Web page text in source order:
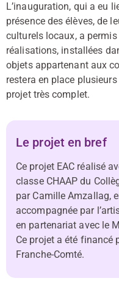
L’inauguration, qui a eu
présence des élèves, de
culturels locaux, a
réalisations, installées
objets appartenant aux
restera en place
projet très complet.
Le projet en bref
Ce projet EAC réalisé
classe CHAAP du
par Camille Amzallag,
accompagnée par
en partenariat avec le
Ce projet a été financé
Franche-Comté.